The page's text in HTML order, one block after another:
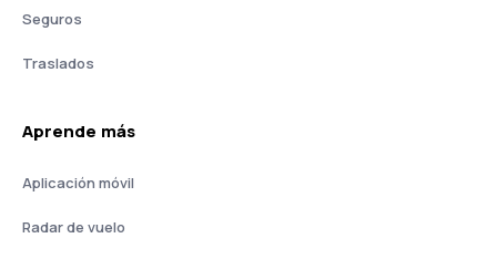
Seguros
Traslados
Aprende más
Aplicación móvil
Radar de vuelo